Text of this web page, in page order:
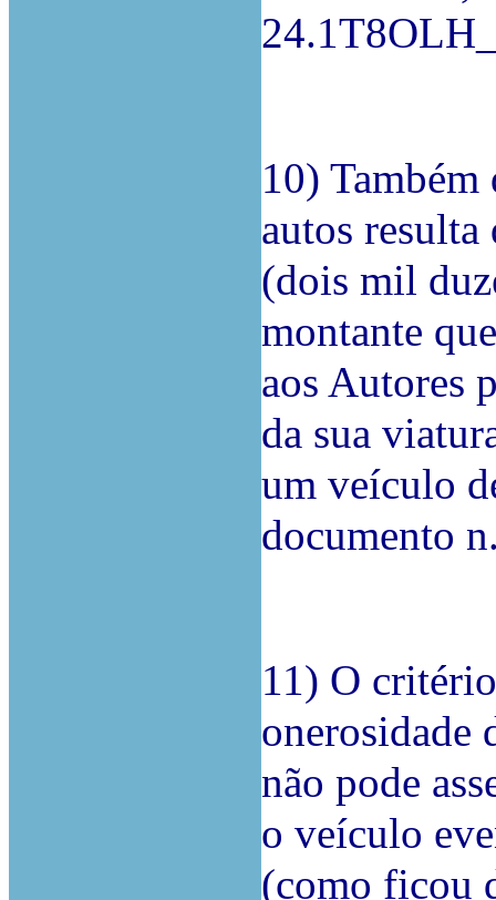
10) Também
autos
(dois mil
montante
aos Autores
da sua
um veículo
documento
11) O
onerosidade
não pode
o veículo
(como ficou